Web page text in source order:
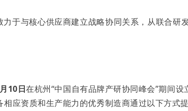
力于与核心供应商建立战略协同关系，从联合研
10日在杭州“中国自有品牌产研协同峰会”期间设
应资质和生产能力的优秀制造商通过以下方式提